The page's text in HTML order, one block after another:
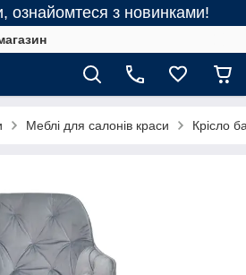
ознайомтеся з новинками!
Меблі для салонів краси Крісло